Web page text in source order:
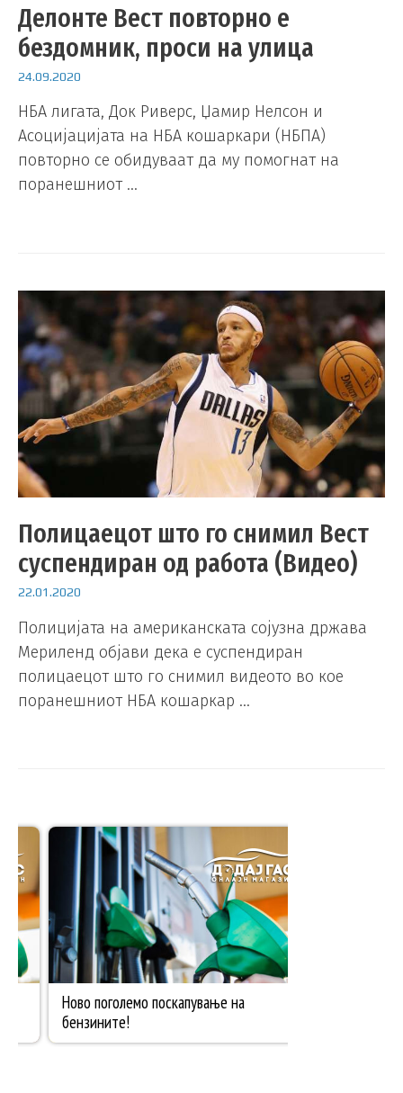
Делонте Вест повторно е
бездомник, проси на улица
24.09.2020
НБА лигата, Док Риверс, Џамир Нелсон и
Асоцијацијата на НБА кошаркари (НБПА)
повторно се обидуваат да му помогнат на
поранешниот …
Полицаецот што го снимил Вест
суспендиран од работа (Видео)
22.01.2020
Полицијата на американската сојузна држава
Мериленд објави дека е суспендиран
полицаецот што го снимил видеото во кое
поранешниот НБА кошаркар …